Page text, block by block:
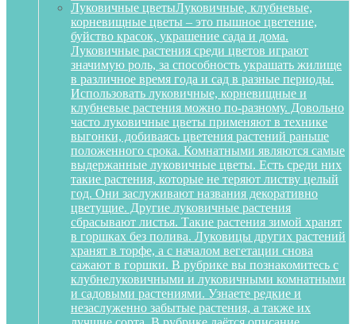
Луковичные цветыЛуковичные, клубневые,
корневищные цветы – это пышное цветение,
буйство красок, украшение сада и дома.
Луковичные растения среди цветов играют
значимую роль, за способность украшать жилище
в различное время года и сад в разные периоды.
Использовать луковичные, корневищные и
клубневые растения можно по-разному. Довольно
часто луковичные цветы применяют в технике
выгонки, добиваясь цветения растений раньше
положенного срока. Комнатными являются самые
выдержанные луковичные цветы. Есть среди них
такие растения, которые не теряют листву целый
год. Они заслуживают названия декоративно
цветущие. Другие луковичные растения
сбрасывают листья. Такие растения зимой хранят
в горшках без полива. Луковицы других растений
хранят в торфе, а с началом вегетации снова
сажают в горшки. В рубрике вы познакомитесь с
клубнелуковичными и луковичными комнатными
и садовыми растениями. Узнаете редкие и
незаслуженно забытые растения, а также их